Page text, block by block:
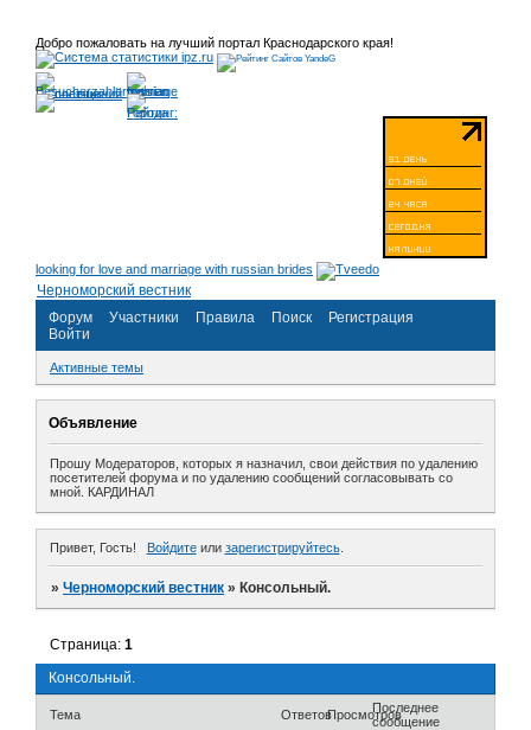
Добро пожаловать на лучший портал Краснодарского края!
looking for love and marriage with russian brides
Черноморский вестник
Форум
Участники Правила Поиск
Регистрация
Войти
Активные темы
Объявление
Прошу Модераторов, которых я назначил, свои действия по удалению
посетителей форума и по удалению сообщений согласовывать со
мной. КАРДИНАЛ
Привет, Гость! Войдитеили зарегистрируйтесь.
»Черноморский вестник » Консольный.
Консольный.
Страница:1
Тема ОтветовПросмотровПоследнее
сообщение